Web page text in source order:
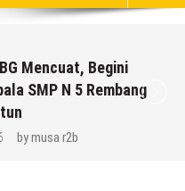
Mencuat, Begini
SMP N 5 Rembang
bymusa r2b